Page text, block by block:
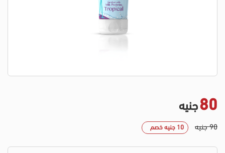
80جنيه
90 جنيه 10 جنيه خصم